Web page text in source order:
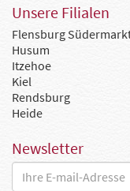
Unsere Filialen
Flensburg
Husum
Itzehoe
Kiel
Rendsburg
Heide
Newsletter